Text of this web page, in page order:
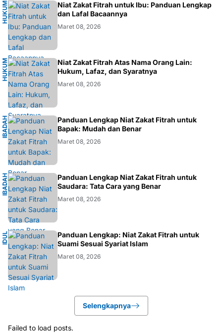
H
U
KU
M
I
S
L
AM
Niat Zakat Fitrah untuk Ibu: Panduan Lengkap
dan Lafal Bacaannya
Maret 08, 2026
H
U
KU
M
I
S
L
AM
Niat Zakat Fitrah Atas Nama Orang Lain:
Hukum, Lafaz, dan Syaratnya
Maret 08, 2026
I
B
A
DA
H
I
S
L
AM
Panduan Lengkap Niat Zakat Fitrah untuk
Bapak: Mudah dan Benar
Maret 08, 2026
I
B
A
DA
H
I
S
L
AM
Panduan Lengkap Niat Zakat Fitrah untuk
Saudara: Tata Cara yang Benar
Maret 08, 2026
I
D
U
L
F
I
T
RI
Panduan Lengkap: Niat Zakat Fitrah untuk
Suami Sesuai Syariat Islam
Maret 08, 2026
Selengkapnya
Failed to load posts.